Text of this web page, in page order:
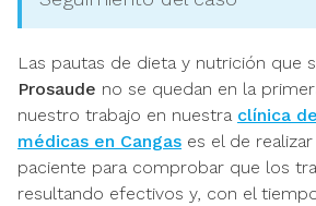
Las pautas de dieta y nutrición que
Prosaude no se quedan en la
nuestro trabajo en nuestra clínica
médicas en Cangas es el de
paciente para comprobar que los
resultando efectivos y, con el